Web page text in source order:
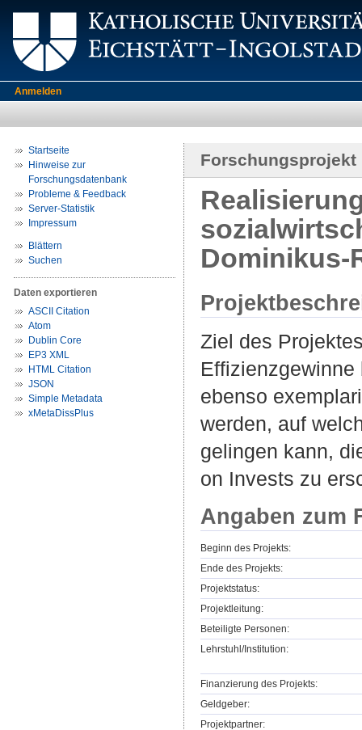
Anmelden
Startseite
Hinweise zur
Forschungsdatenbank
Probleme & Feedback
Server-Statistik
Impressum
Blättern
Suchen
Daten exportieren
ASCII Citation
Atom
Dublin Core
EP3 XML
HTML Citation
JSON
Simple Metadata
xMetaDissPlus
Forschungsprojekt
Dominikus-
Ziel des
ebenso
werden, auf
gelingen kann,
on Invests zu
Angaben zum
Beginn des Projekts:
Ende des Projekts:
Projektstatus:
Projektleitung:
Beteiligte Personen:
Lehrstuhl/Institution:
Finanzierung des Projekts:
Geldgeber:
Projektpartner: